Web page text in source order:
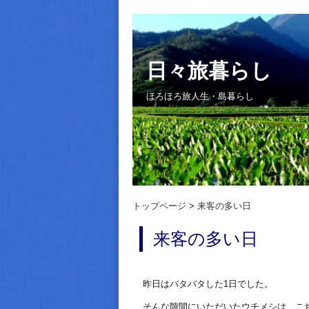
日々旅暮らし
ほろほろ旅人生・島暮らし
トップページ 来客の多い日
来客の多い日
昨日はバタバタした1日でした。
そんな隙間にいただいたウチメシは、こ